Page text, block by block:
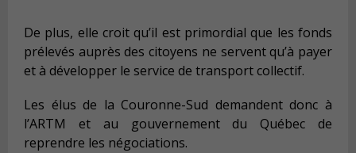
De plus, elle croit qu’il est primordial que les fonds
prélevés auprès des citoyens ne servent qu’à payer
et à développer le service de transport collectif.
Les élus de la Couronne-Sud demandent donc à
l’ARTM et au gouvernement du Québec de
reprendre les négociations.